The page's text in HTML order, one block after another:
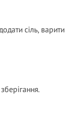
сіль, варити